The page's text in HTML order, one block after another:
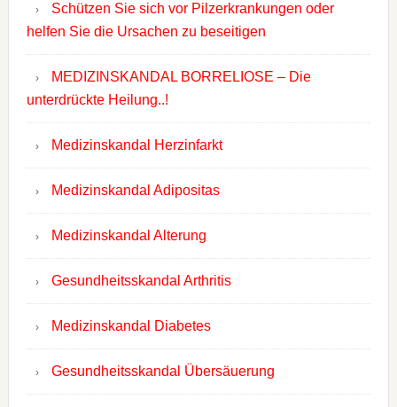
Schützen Sie sich vor Pilzerkrankungen oder
helfen Sie die Ursachen zu beseitigen
MEDIZINSKANDAL BORRELIOSE – Die
unterdrückte Heilung..!
Medizinskandal Herzinfarkt
Medizinskandal Adipositas
Medizinskandal Alterung
Gesundheitsskandal Arthritis
Medizinskandal Diabetes
Gesundheitsskandal Übersäuerung